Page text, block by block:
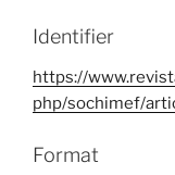
Identifier
https://
php/sochimef/
Format